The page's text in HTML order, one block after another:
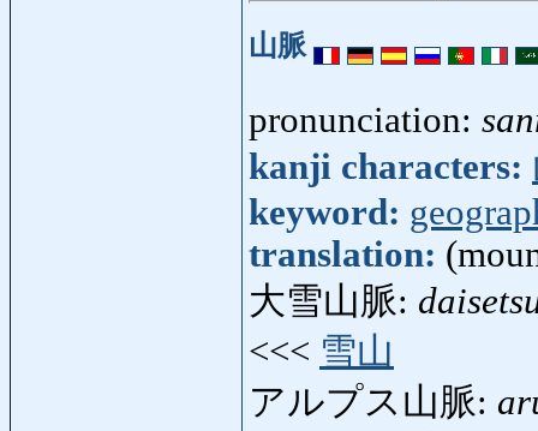
山脈
pronunciation:
kanji characters:
keyword:
translation:
大雪山脈:
<<< 雪山
アルプス山脈: